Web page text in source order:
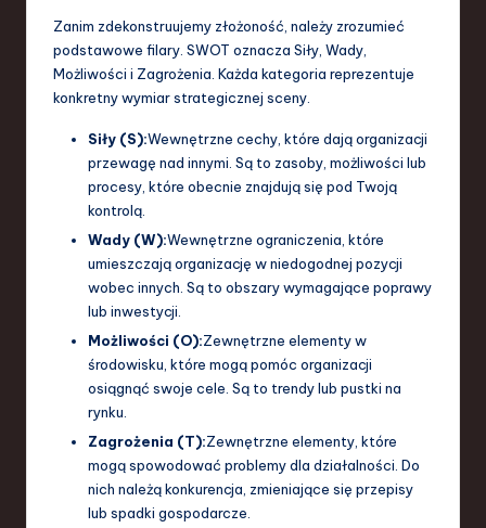
Zanim zdekonstruujemy złożoność, należy zrozumieć
podstawowe filary. SWOT oznacza Siły, Wady,
Możliwości i Zagrożenia. Każda kategoria reprezentuje
konkretny wymiar strategicznej sceny.
Siły (S):Wewnętrzne cechy, które dają organizacji
przewagę nad innymi. Są to zasoby, możliwości lub
procesy, które obecnie znajdują się pod Twoją
kontrolą.
Wady (W):Wewnętrzne ograniczenia, które
umieszczają organizację w niedogodnej pozycji
wobec innych. Są to obszary wymagające poprawy
lub inwestycji.
Możliwości (O):Zewnętrzne elementy w
środowisku, które mogą pomóc organizacji
osiągnąć swoje cele. Są to trendy lub pustki na
rynku.
Zagrożenia (T):Zewnętrzne elementy, które
mogą spowodować problemy dla działalności. Do
nich należą konkurencja, zmieniające się przepisy
lub spadki gospodarcze.